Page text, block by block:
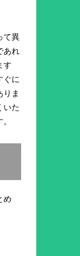
て異
あれ
す
ぐに
りま
いた